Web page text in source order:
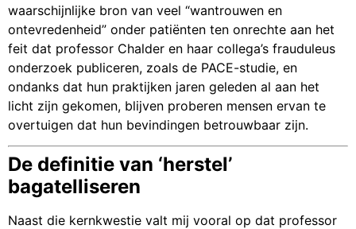
waarschijnlijke bron van veel “wantrouwen en
ontevredenheid” onder patiënten ten onrechte aan het
feit dat professor Chalder en haar collega’s frauduleus
onderzoek publiceren, zoals de PACE-studie, en
ondanks dat hun praktijken jaren geleden al aan het
licht zijn gekomen, blijven proberen mensen ervan te
overtuigen dat hun bevindingen betrouwbaar zijn.
De definitie van ‘herstel’
bagatelliseren
Naast die kernkwestie valt mij vooral op dat professor